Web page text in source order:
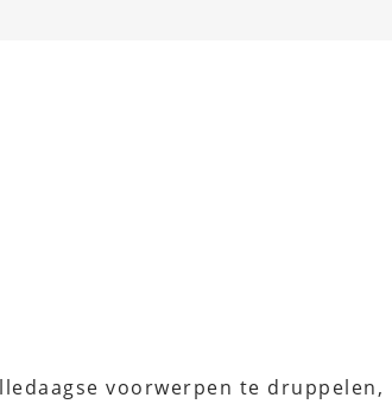
voorwerpen te druppelen,